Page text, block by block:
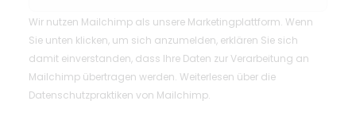
Wir nutzen Mailchimp als unsere Marketingplattform. Wenn
Sie unten klicken, um sich anzumelden, erklären Sie sich
damit einverstanden, dass Ihre Daten zur Verarbeitung an
Mailchimp übertragen werden. Weiterlesen über die
Datenschutzpraktiken von Mailchimp.